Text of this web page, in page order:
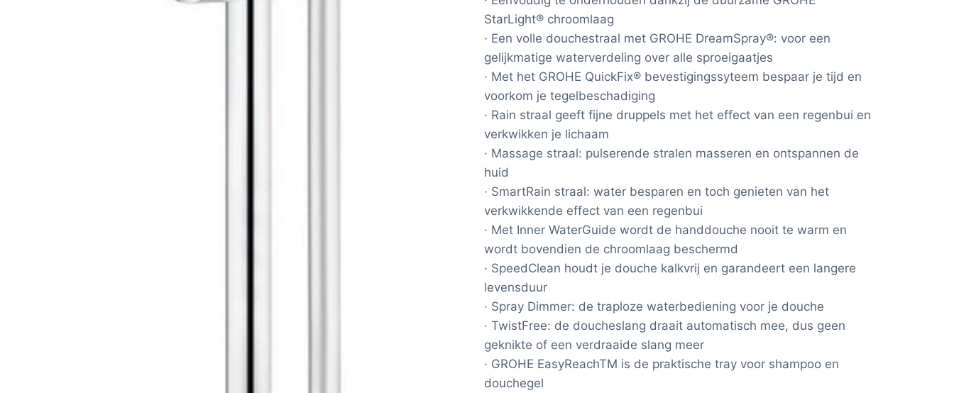
StarLight® chroomlaag
· Een volle douchestraal met GROHE DreamSpray®: voor een
gelijkmatige waterverdeling over alle sproeigaatjes
· Met het GROHE QuickFix® bevestigingssyteem bespaar je tijd en
voorkom je tegelbeschadiging
· Rain straal geeft fijne druppels met het effect van een regenbui en
verkwikken je lichaam
· Massage straal: pulserende stralen masseren en ontspannen de
huid
· SmartRain straal: water besparen en toch genieten van het
verkwikkende effect van een regenbui
· Met Inner WaterGuide wordt de handdouche nooit te warm en
wordt bovendien de chroomlaag beschermd
· SpeedClean houdt je douche kalkvrij en garandeert een langere
levensduur
· Spray Dimmer: de traploze waterbediening voor je douche
· TwistFree: de doucheslang draait automatisch mee, dus geen
geknikte of een verdraaide slang meer
· GROHE EasyReachTM is de praktische tray voor shampoo en
douchegel